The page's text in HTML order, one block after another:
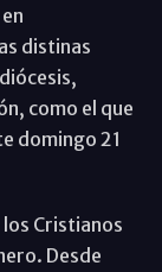
distinas
como el que
domingo 21
los Cristianos
Desde